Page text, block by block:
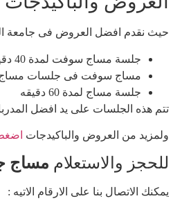
حيث نقدم افضل العروض فى جامعة
جلسة مساج سوفت لمدة 40 دقيقه
مساج سوفت فى جلسات مساج
جلسة مساج لمدة 60 دقيقه
تتم هذه الجلسات على يد افضل
ولمزيد من العروض والباكيدجات
للحجز والاستعلام مساج
يمكنك الاتصال بنا على الارقام الاتيه :